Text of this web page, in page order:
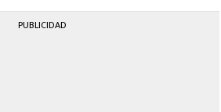
PUBLICIDAD